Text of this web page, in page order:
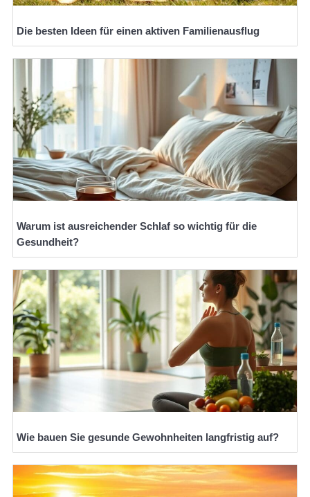
Die besten Ideen für einen aktiven Familienausflug
Warum ist ausreichender Schlaf so wichtig für die
Gesundheit?
Wie bauen Sie gesunde Gewohnheiten langfristig auf?